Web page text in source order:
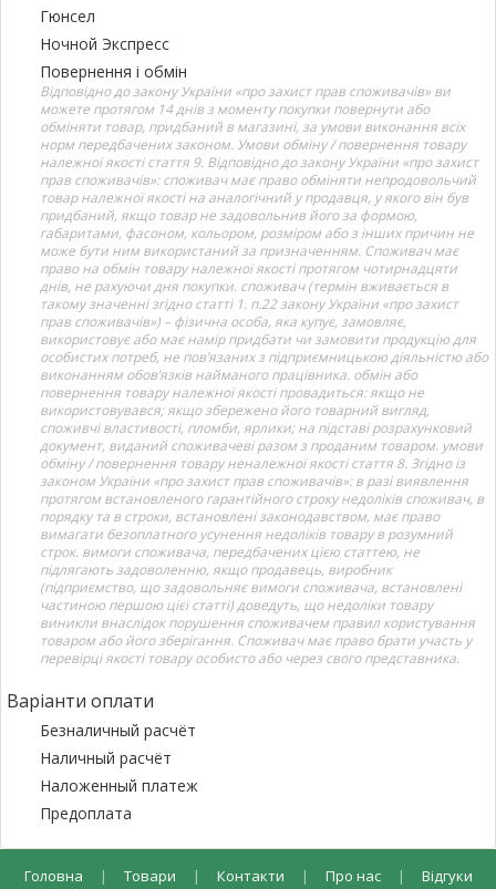
Гюнсел
Ночной Экспресс
Повернення і обмін
Відповідно до закону України «про захист прав споживачів» ви
можете протягом 14 днів з моменту покупки повернути або
обміняти товар, придбаний в магазині, за умови виконання всіх
норм передбачених законом. Умови обміну / повернення товару
належної якості стаття 9. Відповідно до закону України «про захист
прав споживачів»: споживач має право обміняти непродовольчий
товар належної якості на аналогічний у продавця, у якого він був
придбаний, якщо товар не задовольнив його за формою,
габаритами, фасоном, кольором, розміром або з інших причин не
може бути ним використаний за призначенням. Споживач має
право на обмін товару належної якості протягом чотирнадцяти
днів, не рахуючи дня покупки. споживач (термін вживається в
такому значенні згідно статті 1. п.22 закону України «про захист
прав споживачів») – фізична особа, яка купує, замовляє,
використовує або має намір придбати чи замовити продукцію для
особистих потреб, не пов’язаних з підприємницькою діяльністю або
виконанням обов’язків найманого працівника. обмін або
повернення товару належної якості провадиться: якщо не
використовувався; якщо збережено його товарний вигляд,
споживчі властивості, пломби, ярлики; на підставі розрахунковий
документ, виданий споживачеві разом з проданим товаром. умови
обміну / повернення товару неналежної якості стаття 8. Згідно із
законом України «про захист прав споживачів»: в разі виявлення
протягом встановленого гарантійного строку недоліків споживач, в
порядку та в строки, встановлені законодавством, має право
вимагати безоплатного усунення недоліків товару в розумний
строк. вимоги споживача, передбачених цією статтею, не
підлягають задоволенню, якщо продавець, виробник
(підприємство, що задовольняє вимоги споживача, встановлені
частиною першою цієї статті) доведуть, що недоліки товару
виникли внаслідок порушення споживачем правил користування
товаром або його зберігання. Споживач має право брати участь у
перевірці якості товару особисто або через свого представника.
Варіанти оплати
Безналичный расчёт
Наличный расчёт
Наложенный платеж
Предоплата
Головна | Товари | Контакти | Про нас | Відгуки